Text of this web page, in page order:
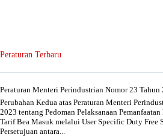
Peraturan Terbaru
Peraturan Menteri Perindustrian Nomor 23 Tahun
Perubahan Kedua atas Peraturan Menteri
2023 tentang Pedoman Pelaksanaan
Tarif Bea Masuk melalui User Specific Duty Free
Persetujuan antara...